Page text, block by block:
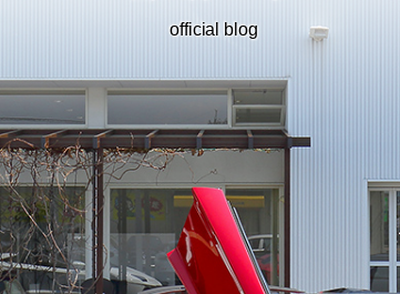
official blog